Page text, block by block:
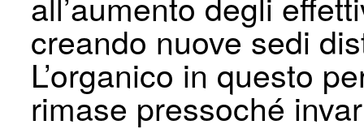
creando nuove sedi
L’organico in questo
rimase pressoché